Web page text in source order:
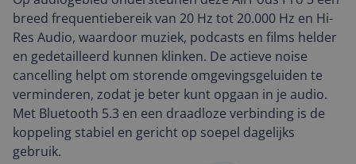
breed frequentiebereik van 20 Hz tot 20.000 Hz en Hi-
Res Audio, waardoor muziek, podcasts en films helder
en gedetailleerd kunnen klinken. De actieve noise
cancelling helpt om storende omgevingsgeluiden te
verminderen, zodat je beter kunt opgaan in je audio.
Met Bluetooth 5.3 en een draadloze verbinding is de
koppeling stabiel en gericht op soepel dagelijks
gebruik.